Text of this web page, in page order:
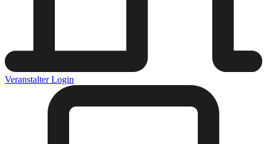
Veranstalter Login